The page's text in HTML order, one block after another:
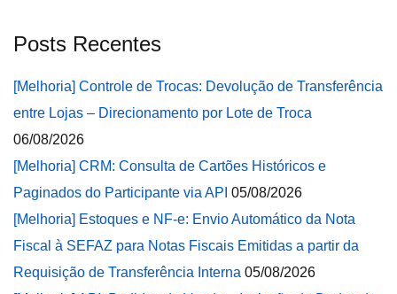
Posts Recentes
[Melhoria] Controle de Trocas: Devolução de Transferência
entre Lojas – Direcionamento por Lote de Troca
06/08/2026
[Melhoria] CRM: Consulta de Cartões Históricos e
Paginados do Participante via API 05/08/2026
[Melhoria] Estoques e NF-e: Envio Automático da Nota
Fiscal à SEFAZ para Notas Fiscais Emitidas a partir da
Requisição de Transferência Interna 05/08/2026